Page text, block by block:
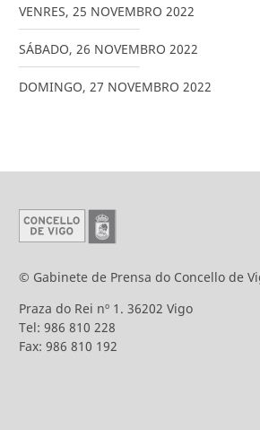
VENRES, 25 NOVEMBRO 2022
SÁBADO, 26 NOVEMBRO 2022
DOMINGO, 27 NOVEMBRO 2022
© Gabinete de Prensa do Concello de
Praza do Rei nº 1. 36202 Vigo
Tel: 986 810 228
Fax: 986 810 192